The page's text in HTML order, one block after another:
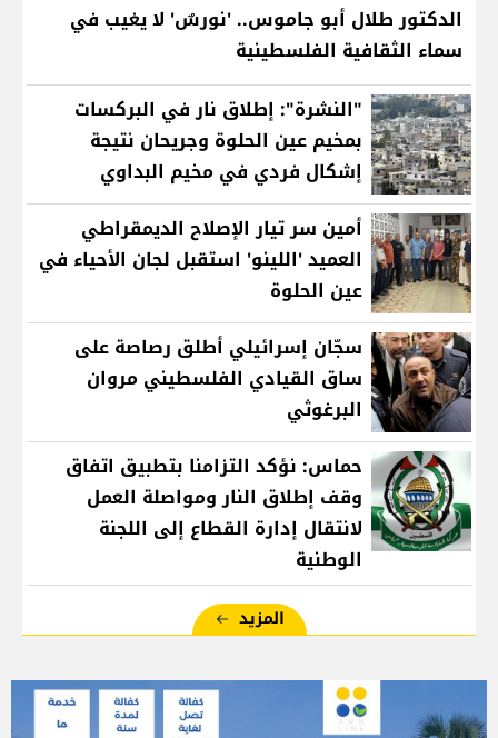
الدكتور طلال أبو جاموس.. 'نورسٌ' لا يغيب في
سماء الثقافية الفلسطينية
"النشرة": إطلاق نار في البركسات
بمخيم عين الحلوة وجريحان نتيجة
إشكال فردي في مخيم البداوي
أمين سر تيار الإصلاح الديمقراطي
العميد 'اللينو' استقبل لجان الأحياء في
عين الحلوة
سجّان إسرائيلي أطلق رصاصة على
ساق القيادي الفلسطيني مروان
البرغوثي
حماس: نؤكد التزامنا بتطبيق اتفاق
وقف إطلاق النار ومواصلة العمل
لانتقال إدارة القطاع إلى اللجنة
الوطنية
المزيد